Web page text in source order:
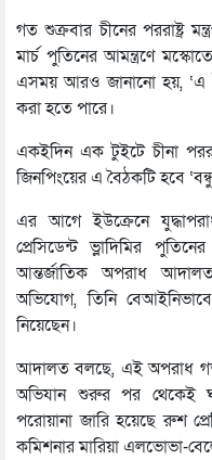
গত শুক্রবার চীনের পররাষ্ট্র
মার্চ পুতিনের আমন্ত্রণে
এসময় আরও জানানো হয়, ‘এ
করা হতে পারে।
একইদিন এক টুইটে চীনা
জিনপিংয়ের এ বৈঠকটি হবে
এর আগে ইউক্রেনে
প্রেসিডেন্ট ভ্লাদিমির
আন্তর্জাতিক অপরাধ
অভিযোগ, তিনি
নিয়েছেন।
আদালত বলছে, এই অপরাধ গত
অভিযান শুরুর পর থেকেই
পরোয়ানা জারি হয়েছে রুশ
কমিশনার মারিয়া এলভোভা-